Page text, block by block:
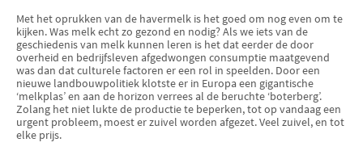
Met het oprukken van de havermelk is het goed om nog even om te
kijken. Was melk echt zo gezond en nodig? Als we iets van de
geschiedenis van melk kunnen leren is het dat eerder de door
overheid en bedrijfsleven afgedwongen consumptie maatgevend
was dan dat culturele factoren er een rol in speelden. Door een
nieuwe landbouwpolitiek klotste er in Europa een gigantische
‘melkplas’ en aan de horizon verrees al de beruchte ‘boterberg’.
Zolang het niet lukte de productie te beperken, tot op vandaag een
urgent probleem, moest er zuivel worden afgezet. Veel zuivel, en tot
elke prijs.